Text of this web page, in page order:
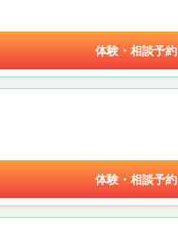
体験・相談予約
体験・相談予約